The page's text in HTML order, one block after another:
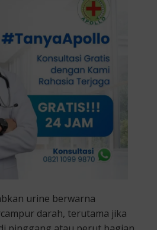
urine berwarna
darah, terutama jika